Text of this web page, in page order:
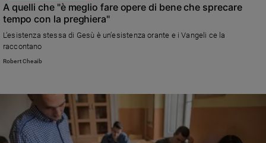
A quelli che "è meglio fare opere di bene che sprecare
tempo con la preghiera"
L’esistenza stessa di Gesù è un’esistenza orante e i Vangeli ce la
raccontano
Robert Cheaib